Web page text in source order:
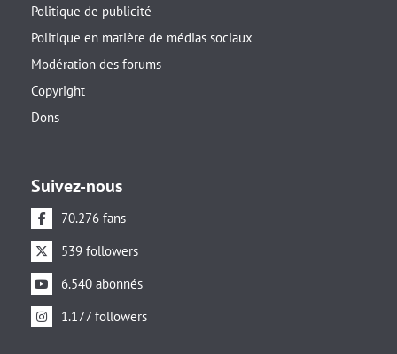
Politique de publicité
Politique en matière de médias sociaux
Modération des forums
Copyright
Dons
Suivez-nous
70.276 fans
539 followers
6.540 abonnés
1.177 followers